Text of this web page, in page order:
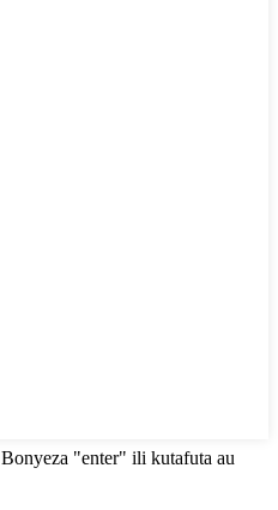
Bonyeza "enter" ili kutafuta au